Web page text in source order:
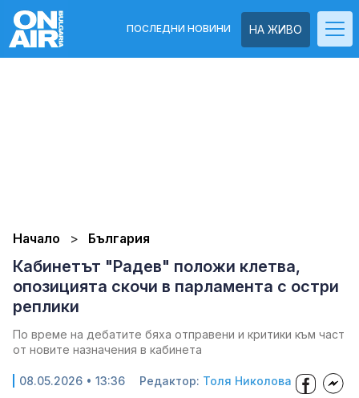
НА ЖИВО
ПОСЛЕДНИ НОВИНИ
Начало България
Кабинетът "Радев" положи клетва,
опозицията скочи в парламента с остри
реплики
По време на дебатите бяха отправени и критики към част
от новите назначения в кабинета
08.05.2026 • 13:36 Редактор: Толя Николова